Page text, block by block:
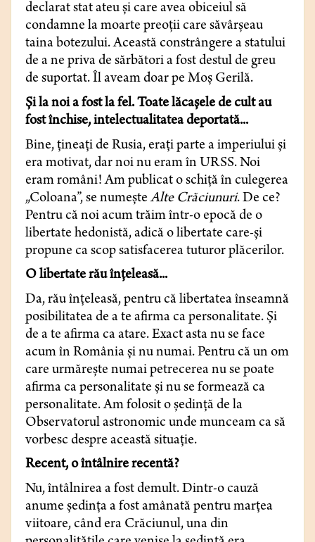
declarat stat ateu şi care avea obiceiul să
condamne la moarte preoţii care săvârşeau
taina botezului. Această constrângere a statului
de a ne priva de sărbători a fost destul de greu
de suportat. Îl aveam doar pe Moş Gerilă.
Şi la noi a fost la fel. Toate lăcaşele de cult au
fost închise, intelectualitatea deportată...
Bine, ţineaţi de Rusia, eraţi parte a imperiului şi
era motivat, dar noi nu eram în URSS. Noi
eram români! Am publicat o schiţă în culegerea
„Coloana”, se numeşteAlte Crăciunuri. De ce?
Pentru că noi acum trăim într-o epocă de o
libertate hedonistă, adică o libertate care-şi
propune ca scop satisfacerea tuturor plăcerilor.
O libertate rău înţeleasă...
Da, rău înţeleasă, pentru că libertatea înseamnă
posibilitatea de a te afirma ca personalitate. Şi
de a te afirma ca atare. Exact asta nu se face
acum în România şi nu numai. Pentru că un om
care urmăreşte numai petrecerea nu se poate
afirma ca personalitate şi nu se formează ca
personalitate. Am folosit o şedinţă de la
Observatorul astronomic unde munceam ca să
vorbesc despre această situaţie.
Recent, o întâlnire recentă?
Nu, întâlnirea a fost demult. Dintr-o cauză
anume şedinţa a fost amânată pentru marţea
viitoare, când era Crăciunul, una din